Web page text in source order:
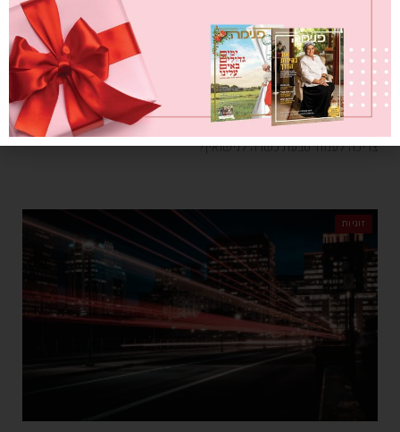
לתת לה טבעת
מאת מערכת פנימה 12/07/2021
לקראת עונת החתונות, מה הם הקריטריונים והכללים ההלכתיים בהם
צריכה לעמוד טבעת כשרה לנישואין?
זוגיות